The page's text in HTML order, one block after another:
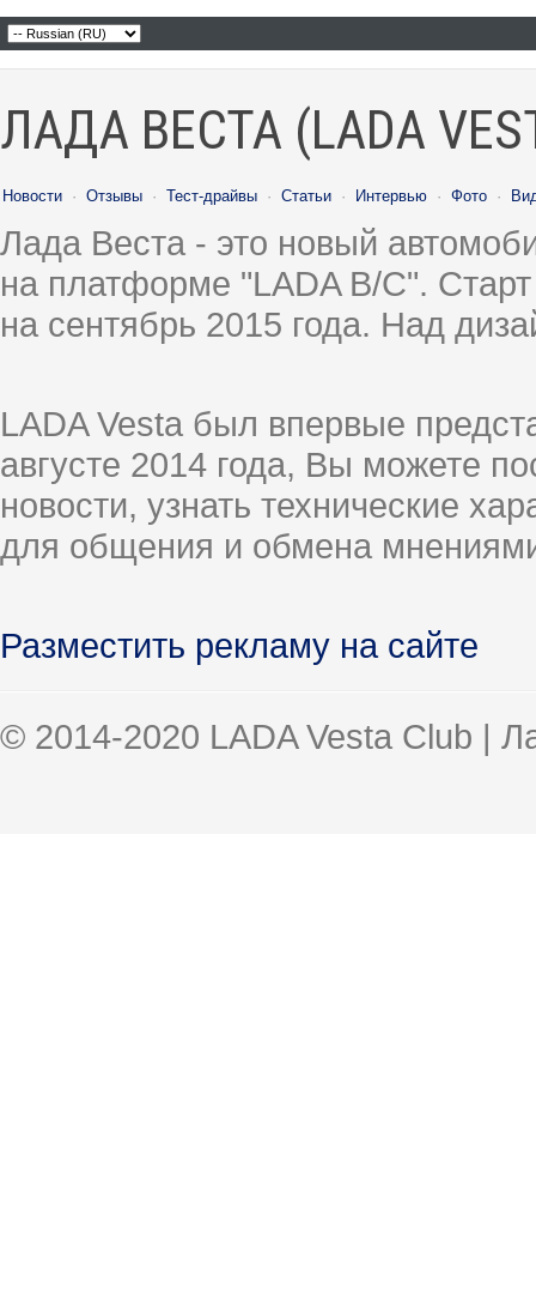
ЛАДА ВЕСТА (LADA
Новости · Отзывы · Тест-драйвы · Статьи · Интервью · Фото ·
Лада Веста - это новый
на платформе "LADA B/C".
на сентябрь 2015 года. Над
LADA Vesta был впервые
августе 2014 года, Вы можете
новости, узнать технические
для общения и обмена
Разместить рекламу на сайте
© 2014-2020 LADA Vesta Club |